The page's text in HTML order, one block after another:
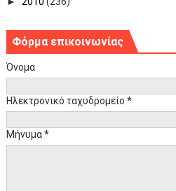
Φόρμα επικοινωνίας
Όνομα
Ηλεκτρονικό ταχυδρομείο *
Μήνυμα*